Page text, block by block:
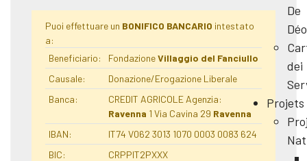
De
dei
Projets
Puoi effettuare un BONIFICO BANCARIO intestato
a:
Beneficiario:
FondazioneVillaggio del Fanciullo
Causale:
Donazione/Erogazione Liberale
Banca:
CREDIT AGRICOLE Agenzia:
Ravenna 1 Via Cavina 29 Ravenna
IBAN:
IT74 V062 3013 1070 0003 0083 624
BIC:
CRPPIT2PXXX